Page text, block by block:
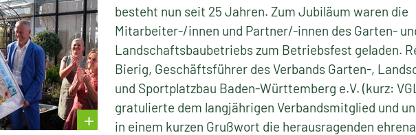
besteht nun seit 25 Jahren. Zum Jubiläum waren die
Mitarbeiter-/innen und Partner/-innen des Garten-
Landschaftsbaubetriebs zum Betriebsfest geladen.
Bierig, Geschäftsführer des Verbands Garten-,
und Sportplatzbau Baden-Württemberg e.V. (kurz:
gratulierte dem langjährigen Verbandsmitglied und
in einem kurzen Grußwort die herausragenden